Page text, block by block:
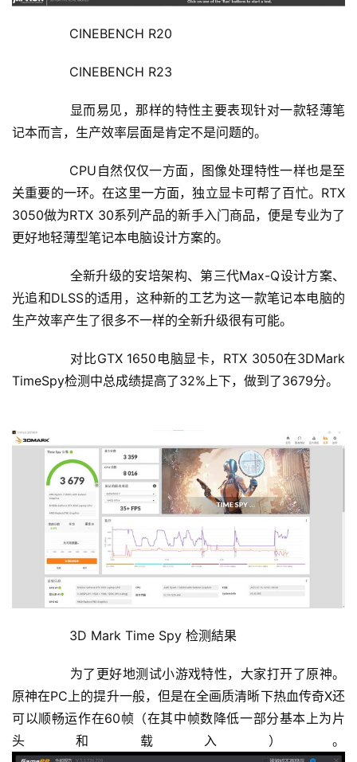
	  CINEBENCH R20
	  CINEBENCH R23
记本而言，生产效率层面是肯定不是问题的。
关重要的一环。在这里一方面，独立显卡可帮了百忙。RTX
3050做为RTX 30系列产品的新手入门商品，便是专业为了
更好地轻薄型笔记本电脑设计方案的。
光追和DLSS的适用，这种新的工艺为这一款笔记本电脑的
生产效率产生了很多不一样的全新升级很有可能。
TimeSpy检测中总成绩提高了32%上下，做到了3679分。
	  3D Mark Time Spy 检测結果
原神在PC上的提升一般，但是在全画质清晰下热血传奇X还
可以顺畅运作在60帧（在其中帧数降低一部分基本上为片
头和载入）。